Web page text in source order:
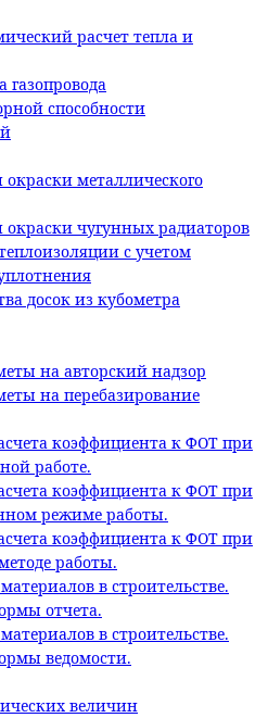
расчет тепла и
газопровода
способности
металлического
окраски чугунных радиаторов
с учетом
досок из кубометра
на авторский надзор
на перебазирование
коэффициента к ФОТ при
работе.
коэффициента к ФОТ при
режиме работы.
коэффициента к ФОТ при
работы.
в строительстве.
отчета.
в строительстве.
ведомости.
величин